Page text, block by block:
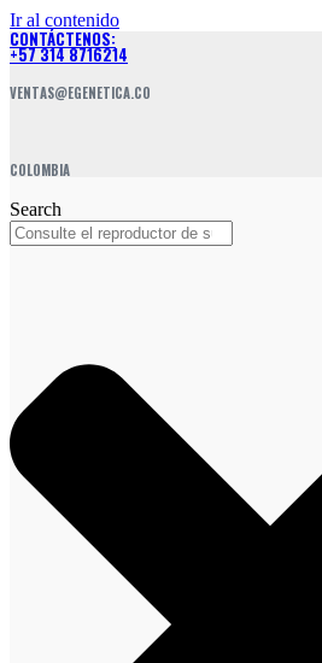
Ir al contenido
CONTÁCTENOS:
+57 314 8716214
VENTAS@EGENETICA.CO
COLOMBIA
Search